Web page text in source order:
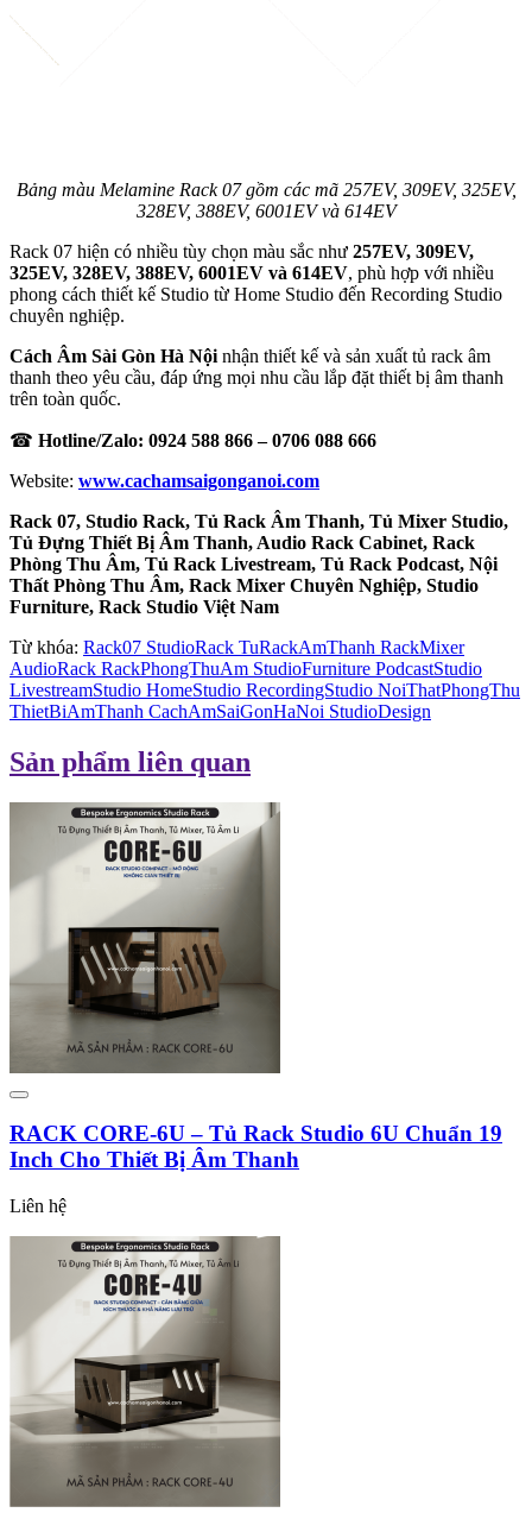
Bảng màu Melamine Rack 07 gồm các mã 257EV, 309EV, 325EV,
328EV, 388EV, 6001EV và 614EV
Rack 07 hiện có nhiều tùy chọn màu sắc như 257EV, 309EV,
325EV, 328EV, 388EV, 6001EV và 614EV, phù hợp với nhiều
phong cách thiết kế Studio từ Home Studio đến Recording Studio
chuyên nghiệp.
Cách Âm Sài Gòn Hà Nội nhận thiết kế và sản xuất tủ rack âm
thanh theo yêu cầu, đáp ứng mọi nhu cầu lắp đặt thiết bị âm thanh
trên toàn quốc.
☎ Hotline/Zalo: 0924 588 866 – 0706 088 666
Website: www.cachamsaigonganoi.com
Rack 07, Studio Rack, Tủ Rack Âm Thanh, Tủ Mixer Studio,
Tủ Đựng Thiết Bị Âm Thanh, Audio Rack Cabinet, Rack
Phòng Thu Âm, Tủ Rack Livestream, Tủ Rack Podcast, Nội
Thất Phòng Thu Âm, Rack Mixer Chuyên Nghiệp, Studio
Furniture, Rack Studio Việt Nam
Từ khóa: Rack07 StudioRack TuRackAmThanh RackMixer
AudioRack RackPhongThuAm StudioFurniture PodcastStudio
LivestreamStudio HomeStudio RecordingStudio NoiThatPhongThu
ThietBiAmThanh CachAmSaiGonHaNoi StudioDesign
Sản phẩm liên quan
RACK CORE-6U – Tủ Rack Studio 6U Chuẩn 19
Inch Cho Thiết Bị Âm Thanh
Liên hệ